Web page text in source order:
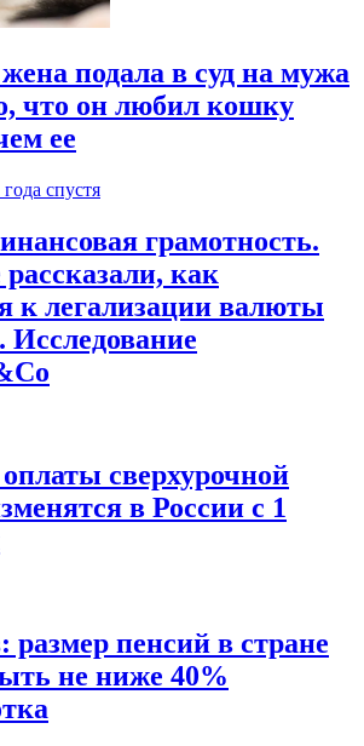
подала в суд на мужа
что он любил кошку
ее
года спустя
грамотность.
как
к легализации валюты
Исследование
сверхурочной
в России с 1
пенсий в стране
не ниже 40%